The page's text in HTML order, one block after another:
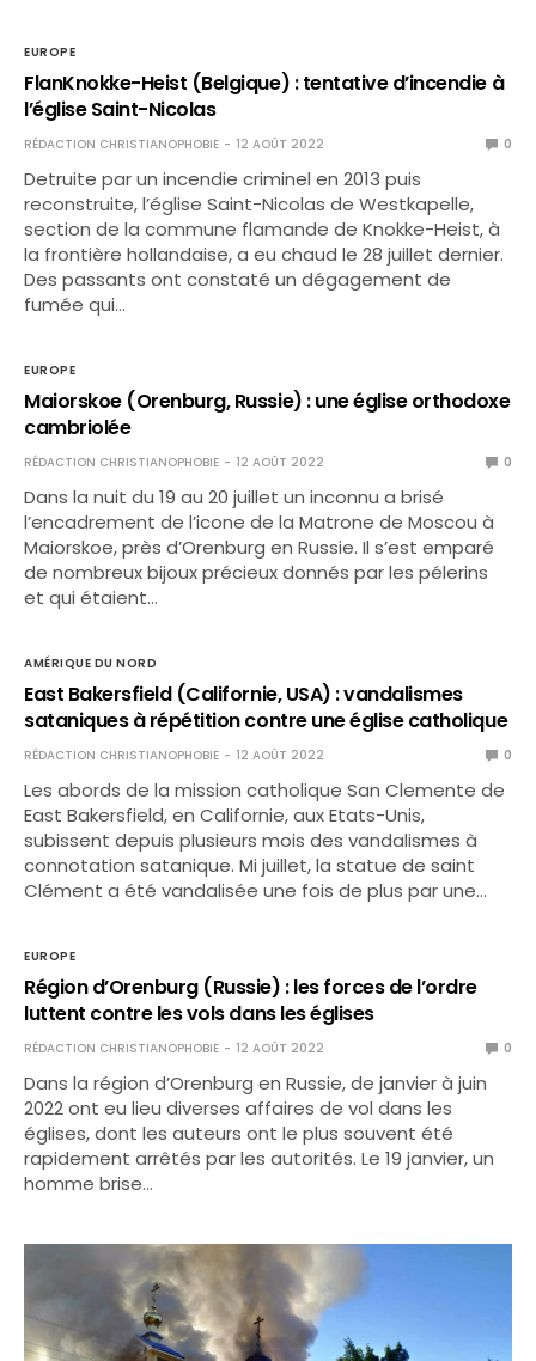
EUROPE
FlanKnokke-Heist (Belgique) : tentative d’incendie à
l’église Saint-Nicolas
RÉDACTION CHRISTIANOPHOBIE 12 AOÛT 2022 0
Detruite par un incendie criminel en 2013 puis
reconstruite, l’église Saint-Nicolas de Westkapelle,
section de la commune flamande de Knokke-Heist, à
la frontière hollandaise, a eu chaud le 28 juillet dernier.
Des passants ont constaté un dégagement de
fumée qui…
EUROPE
Maiorskoe (Orenburg, Russie) : une église orthodoxe
cambriolée
RÉDACTION CHRISTIANOPHOBIE 12 AOÛT 2022 0
Dans la nuit du 19 au 20 juillet un inconnu a brisé
l’encadrement de l’icone de la Matrone de Moscou à
Maiorskoe, près d’Orenburg en Russie. Il s’est emparé
de nombreux bijoux précieux donnés par les pélerins
et qui étaient…
AMÉRIQUE DU NORD
East Bakersfield (Californie, USA) : vandalismes
sataniques à répétition contre une église catholique
RÉDACTION CHRISTIANOPHOBIE 12 AOÛT 2022 0
Les abords de la mission catholique San Clemente de
East Bakersfield, en Californie, aux Etats-Unis,
subissent depuis plusieurs mois des vandalismes à
connotation satanique. Mi juillet, la statue de saint
Clément a été vandalisée une fois de plus par une…
EUROPE
Région d’Orenburg (Russie) : les forces de l’ordre
luttent contre les vols dans les églises
RÉDACTION CHRISTIANOPHOBIE 12 AOÛT 2022 0
Dans la région d’Orenburg en Russie, de janvier à juin
2022 ont eu lieu diverses affaires de vol dans les
églises, dont les auteurs ont le plus souvent été
rapidement arrêtés par les autorités. Le 19 janvier, un
homme brise…